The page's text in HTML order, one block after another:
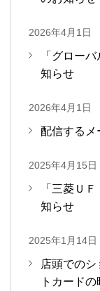
2026年4月1日
「グロー
知らせ
2026年4月1日
配信するメ
2025年4月15日
「三菱Ｕ
知らせ
2025年1月14日
店頭での
トカード